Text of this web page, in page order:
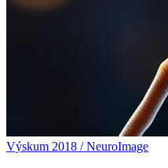
Výskum 2018 / NeuroImage